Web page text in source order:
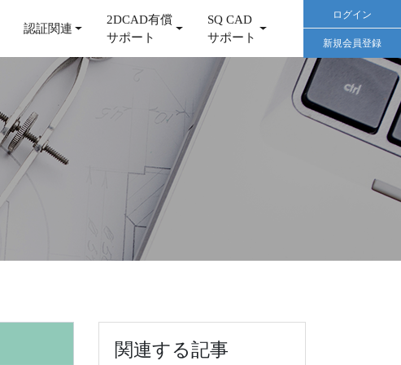
認証関連
2DCAD有償
サポート
SQ CAD
サポート
ログイン
新規会員登録
関連する記事